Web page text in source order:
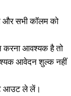
और सभी कॉलम को
करना आवश्यक है तो
आवेदन शुल्क नहीं
आउट ले लें।